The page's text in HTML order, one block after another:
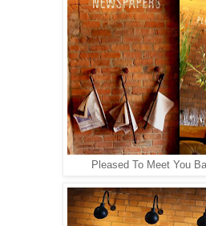
Pleased To Meet You